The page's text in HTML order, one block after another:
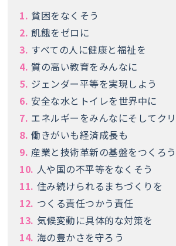
1. 貧困をなくそう
2. 飢餓をゼロに
3. すべての人に健康と福祉を
4. 質の高い教育をみんなに
5. ジェンダー平等を実現しよう
6. 安全な水とトイレを世界中に
7. エネルギーをみんなにそしてク
8. 働きがいも経済成長も
9. 産業と技術革新の基盤をつくろう
10. 人や国の不平等をなくそう
11. 住み続けられるまちづくりを
12. つくる責任つかう責任
13. 気候変動に具体的な対策を
14. 海の豊かさを守ろう